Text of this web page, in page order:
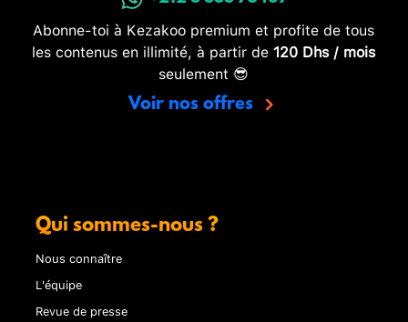
Abonne-toi à Kezakoo premium et profite de tous
les contenus en illimité, à partir de 120 Dhs / mois
seulement 😎
Voir nos offres
Qui sommes-nous ?
Nous connaître
L'équipe
Revue de presse